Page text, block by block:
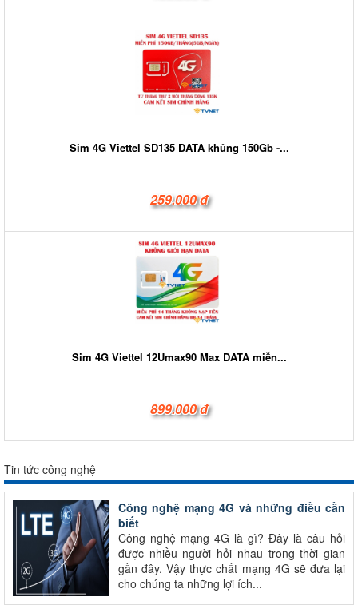
Sim 4G Viettel SD135 DATA khủng 150Gb -...
259.000 đ
Sim 4G Viettel 12Umax90 Max DATA miễn...
899.000 đ
Tin tức công nghệ
Công nghệ mạng 4G và những điều cần
biết
Công nghệ mạng 4G là gì? Đây là câu hỏi
được nhiều người hỏi nhau trong thời gian
gần đây. Vậy thực chất mạng 4G sẽ đưa lại
cho chúng ta những lợi ích...